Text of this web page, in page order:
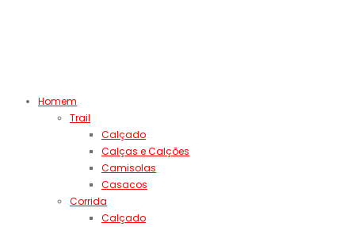
Homem
Trail
Calçado
Calças e Calções
Camisolas
Casacos
Corrida
Calçado